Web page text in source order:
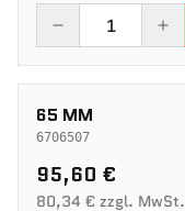
65 MM
6706507
95,60 €
80,34 € zzgl. MwSt.